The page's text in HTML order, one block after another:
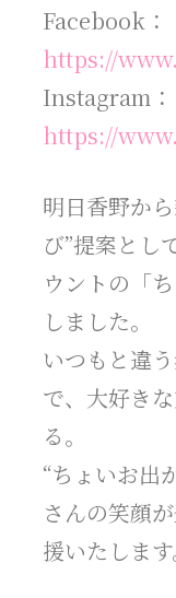
Facebook：
https://
Instagram：
https://
明日香野か
び”提案とし
ウントの「
しました。
いつもと違
で、大好き
る。
“ちょいお出
さんの笑顔
援いたします